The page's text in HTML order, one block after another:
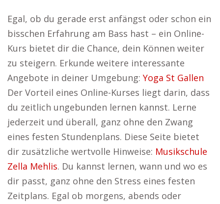
Egal, ob du gerade erst anfängst oder schon ein
bisschen Erfahrung am Bass hast – ein Online-
Kurs bietet dir die Chance, dein Können weiter
zu steigern. Erkunde weitere interessante
Angebote in deiner Umgebung: Yoga St Gallen
Der Vorteil eines Online-Kurses liegt darin, dass
du zeitlich ungebunden lernen kannst. Lerne
jederzeit und überall, ganz ohne den Zwang
eines festen Stundenplans. Diese Seite bietet
dir zusätzliche wertvolle Hinweise: Musikschule
Zella Mehlis. Du kannst lernen, wann und wo es
dir passt, ganz ohne den Stress eines festen
Zeitplans. Egal ob morgens, abends oder